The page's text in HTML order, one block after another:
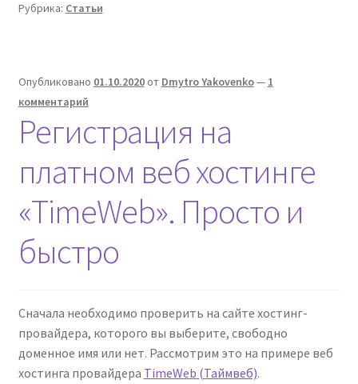
WordPress
Рубрика: Статьи
Опубликовано 01.10.2020от Dmytro Yakovenko— 1
комментарий
Регистрация на
платном веб хостинге
«TimeWeb». Просто и
быстро
Сначала необходимо проверить на сайте хостинг-
провайдера, которого вы выберите, свободно
доменное имя или нет. Рассмотрим это на примере веб
хостинга провайдера TimeWeb (Таймвеб).